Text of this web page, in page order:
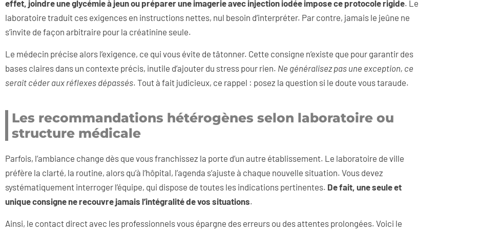
effet, joindre une glycémie à jeun ou préparer une imagerie avec injection iodée impose ce protocole rigide. Le
laboratoire traduit ces exigences en instructions nettes, nul besoin d’interpréter. Par contre, jamais le jeûne ne
s’invite de façon arbitraire pour la créatinine seule.
Le médecin précise alors l’exigence, ce qui vous évite de tâtonner. Cette consigne n’existe que pour garantir des
bases claires dans un contexte précis, inutile d’ajouter du stress pour rien. Ne généralisez pas une exception, ce
serait céder aux réflexes dépassés. Tout à fait judicieux, ce rappel : posez la question si le doute vous taraude.
Les recommandations hétérogènes selon laboratoire ou
structure médicale
Parfois, l’ambiance change dès que vous franchissez la porte d’un autre établissement. Le laboratoire de ville
préfère la clarté, la routine, alors qu’à l’hôpital, l’agenda s’ajuste à chaque nouvelle situation. Vous devez
systématiquement interroger l’équipe, qui dispose de toutes les indications pertinentes. De fait, une seule et
unique consigne ne recouvre jamais l’intégralité de vos situations.
Ainsi, le contact direct avec les professionnels vous épargne des erreurs ou des attentes prolongées. Voici le